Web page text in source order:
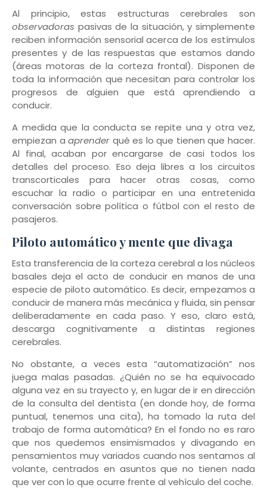
Al principio, estas estructuras cerebrales son
observadoras pasivas de la situación, y simplemente
reciben información sensorial acerca de los estímulos
presentes y de las respuestas que estamos dando
(áreas motoras de la corteza frontal). Disponen de
toda la información que necesitan para controlar los
progresos de alguien que está aprendiendo a
conducir.
A medida que la conducta se repite una y otra vez,
empiezan aaprender qué es lo que tienen que hacer.
Al final, acaban por encargarse de casi todos los
detalles del proceso. Eso deja libres a los circuitos
transcorticales para hacer otras cosas, como
escuchar la radio o participar en una entretenida
conversación sobre política o fútbol con el resto de
pasajeros.
Piloto automático y mente que divaga
Esta transferencia de la corteza cerebral a los núcleos
basales deja el acto de conducir en manos de una
especie de piloto automático. Es decir, empezamos a
conducir de manera más mecánica y fluida, sin pensar
deliberadamente en cada paso. Y eso, claro está,
descarga cognitivamente a distintas regiones
cerebrales.
No obstante, a veces esta “automatización” nos
juega malas pasadas. ¿Quién no se ha equivocado
alguna vez en su trayecto y, en lugar de ir en dirección
de la consulta del dentista (en donde hoy, de forma
puntual, tenemos una cita), ha tomado la ruta del
trabajo de forma automática? En el fondo no es raro
que nos quedemos ensimismados y divagando en
pensamientos muy variados cuando nos sentamos al
volante, centrados en asuntos que no tienen nada
que ver con lo que ocurre frente al vehículo del coche.